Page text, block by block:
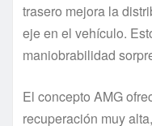
trasero mejora la
eje en el vehículo.
maniobrabilidad
El concepto AMG
recuperación muy